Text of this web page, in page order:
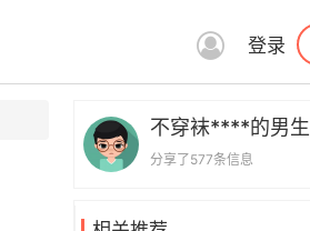
登录
不穿袜****的男生
分享了577条信息